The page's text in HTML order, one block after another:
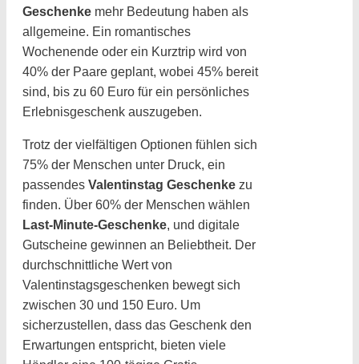
Geschenke mehr Bedeutung haben als
allgemeine. Ein romantisches
Wochenende oder ein Kurztrip wird von
40% der Paare geplant, wobei 45% bereit
sind, bis zu 60 Euro für ein persönliches
Erlebnisgeschenk auszugeben.
Trotz der vielfältigen Optionen fühlen sich
75% der Menschen unter Druck, ein
passendes Valentinstag Geschenke zu
finden. Über 60% der Menschen wählen
Last-Minute-Geschenke, und digitale
Gutscheine gewinnen an Beliebtheit. Der
durchschnittliche Wert von
Valentinstagsgeschenken bewegt sich
zwischen 30 und 150 Euro. Um
sicherzustellen, dass das Geschenk den
Erwartungen entspricht, bieten viele